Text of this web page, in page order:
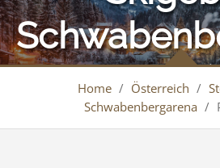
(Turnau)
Home / Österreich /
Schwabenbergarena /